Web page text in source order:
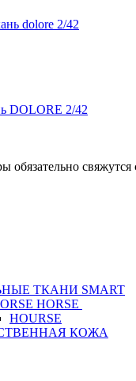
DOLORE 2/42
обязательно свяжутся
ТКАНИ SMART
HORSE
HOURSE
КОЖА